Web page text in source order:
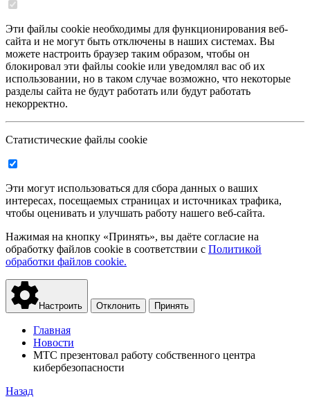
Эти файлы cookie необходимы для функционирования веб-
сайта и не могут быть отключены в наших системах. Вы
можете настроить браузер таким образом, чтобы он
блокировал эти файлы cookie или уведомлял вас об их
использовании, но в таком случае возможно, что некоторые
разделы сайта не будут работать или будут работать
некорректно.
Статистические файлы cookie
Эти могут использоваться для сбора данных о ваших
интересах, посещаемых страницах и источниках трафика,
чтобы оценивать и улучшать работу нашего веб-сайта.
Нажимая на кнопку «Принять», вы даёте согласие на
обработку файлов cookie в соответствии с Политикой
обработки файлов cookie.
Настроить Отклонить Принять
Главная
Новости
МТС презентовал работу собственного центра
кибербезопасности
Назад